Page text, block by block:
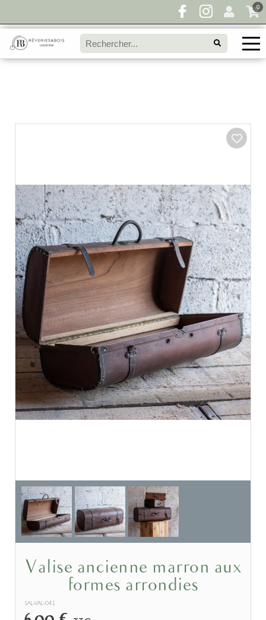
0
Pour toute demande de disponibilité, remplissez
Valise ancienne marron aux
formes arrondies
SAL-VAL-041